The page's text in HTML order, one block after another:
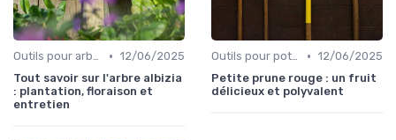
Outils pour arbres et arbustes • 12/06/2025
Tout savoir sur l'arbre albizia
: plantation, floraison et
entretien
Outils pour potagers • 12/06/2025
Petite prune rouge : un fruit
délicieux et polyvalent